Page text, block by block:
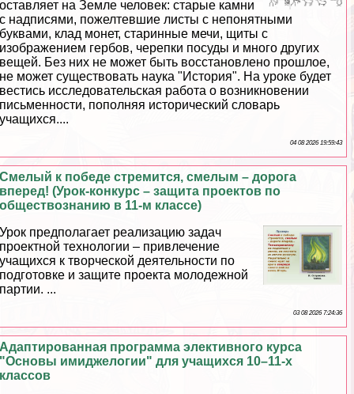
оставляет на Земле человек: старые камни
с надписями, пожелтевшие листы с непонятными
буквами, клад монет, старинные мечи, щиты с
изображением гербов, черепки посуды и много других
вещей. Без них не может быть восстановлено прошлое,
не может существовать наука "История". На уроке будет
вестись исследовательская работа о возникновении
письменности, пополняя исторический словарь
учащихся....
04 08 2026 19:59:43
Смелый к победе стремится, смелым – дорога
вперед! (Урок-конкурс – защита проектов по
обществознанию в 11-м классе)
Урок предполагает реализацию задач
проектной технологии – привлечение
учащихся к творческой деятельности по
подготовке и защите проекта молодежной
партии. ...
03 08 2026 7:24:36
Адаптированная программа элективного курса
"Основы имиджелогии" для учащихся 10–11-х
классов